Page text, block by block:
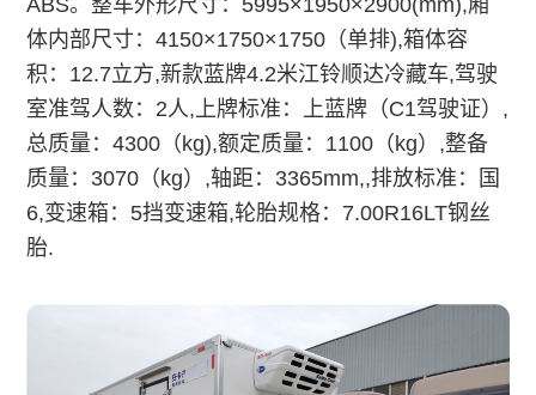
体内部尺寸：4150×1750×1750（单排),箱体容
积：12.7立方,新款蓝牌4.2米江铃顺达冷藏车,驾驶
室准驾人数：2人, 上牌标准：上蓝牌（C1驾驶证）,
总质量：4300（kg),额定质量：1100（kg）,整备
质量：3070（kg）,轴距：3365mm,,排放标准：国
6,变速箱：5挡变速箱,轮胎规格：7.00R16LT钢丝
胎.